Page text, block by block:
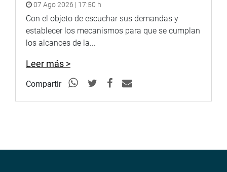
07 Ago 2026 | 17:50 h
Con el objeto de escuchar sus demandas y
establecer los mecanismos para que se cumplan
los alcances de la...
Leer más >
Compartir